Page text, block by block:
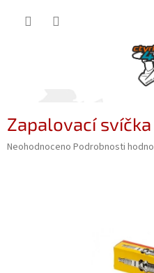
Zapalovací svíčka
Průměrné
Neohodnoceno Podrobnosti